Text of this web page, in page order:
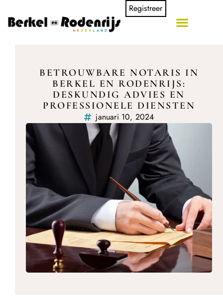
Registreer
BETROUWBARE NOTARIS IN
BERKEL EN RODENRIJS:
DESKUNDIG ADVIES EN
PROFESSIONELE DIENSTEN
januari 10, 2024